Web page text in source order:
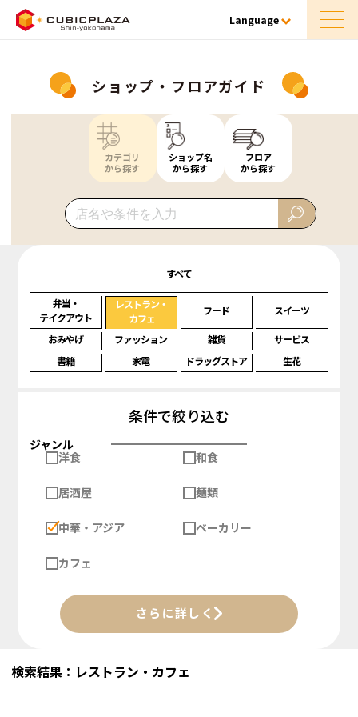
Language
ショップ・フロアガイド
カテゴリ
から探す
ショップ名
から探す
フロア
から探す
すべて
弁当・
テイクアウト
レストラン・
カフェ
フード スイーツ
おみやげ ファッション 雑貨
サービス
書籍
家電 ドラッグストア 生花
条件で絞り込む
ジャンル
洋食
和食
居酒屋 麺類
中華・アジア ベーカリー
カフェ
さらに詳しく
検索結果：レストラン・カフェ